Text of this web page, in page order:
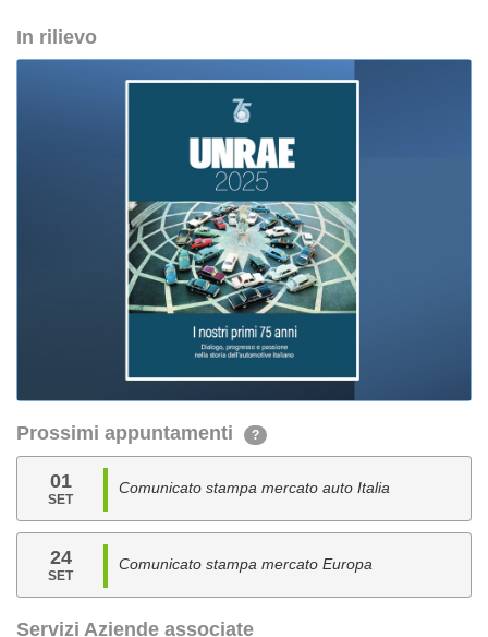
In rilievo
Prossimi appuntamenti ?
01
SET
Comunicato stampa mercato auto Italia
24
SET
Comunicato stampa mercato Europa
Servizi Aziende associate